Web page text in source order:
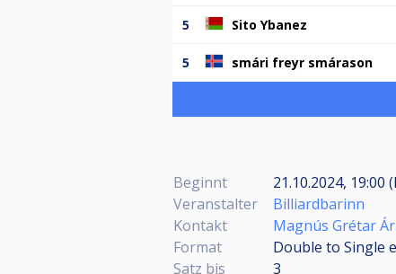
5 Sito Ybanez
5 smári freyr smárason
Beginnt
21.10.2024, 19:00
Veranstalter
Billiardbarinn
Kontakt
Magnús Grétar
Format
Double to Single
Satz bis
3